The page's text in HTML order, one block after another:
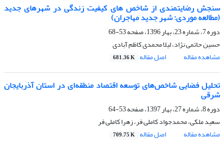
سنجش رضایتمندی از شاخص های کیفیت زندگی در شهرهای جدید
(مطالعه موردی: شهر جدید مهاجران)
دوره 7، شماره 23، بهار 1396، صفحه
53-68
حسین حاتمی نژاد، لیلا محمدی کاظم آبادی
مشاهده مقاله
اصل مقاله 681.36 K
تحلیل فضایی شاخص‌های توسعه اقتصاد منطقه‌ای در استان آذربایجان
شرقی
دوره 8، شماره 27، بهار 1397، صفحه
53-64
سعید ملکی، محمدجواد کاملی فر، زهرا کاملی فر
مشاهده مقاله
اصل مقاله 709.75 K